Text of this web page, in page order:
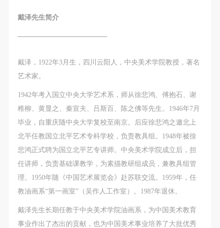
戴泽先生简介
—————————————
戴泽，1922年3月生，四川云阳人，中央美术学院教授，著名
艺术家。
1942年考入国立中央大学艺术系，师从徐悲鸿、傅抱石、谢
稚柳、黄显之、秦宣夫、吕斯百、陈之佛等先生。1946年7月
毕业，自重庆随中央大学复校至南京。后应徐悲鸿之邀北上
北平任教国立北平艺术专科学校，负责教具组。1948年被徐
悲鸿正式聘为国立北平艺专讲师。中央美术学院成立后，担
任讲师，负责基础课教学，为素描教研组成员，兼教具组管
理。1950年随《中国艺术展览会》赴苏联交流。1959年，任
教油画系“第一画室”（吴作人工作室）。1987年退休。
戴泽先生长期任教于中央美术学院油画系，为中国美术教育
事业作出了杰出的贡献，也为中国美术事业培养了大批优秀
验证码
可使用雅昌艺术网会员账户登录